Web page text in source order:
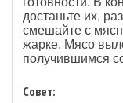
достаньте их,
смешайте с
жарке. Мясо
получившимся
Совет: